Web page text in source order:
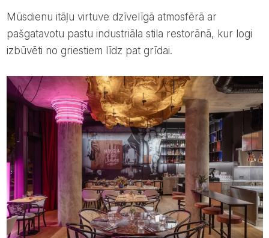
Mūsdienu itāļu virtuve dzīvelīgā atmosfērā ar
pašgatavotu pastu industriāla stila restorānā, kur logi
izbūvēti no griestiem līdz pat grīdai.